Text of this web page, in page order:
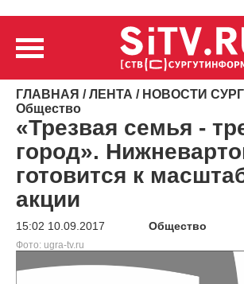
ГЛАВНАЯ /ЛЕНТА / НОВОСТИ
Общество
«Трезвая семья -
город».
готовится к
акции
15:02 10.09.2017 Общество
Фото: ugra-tv.ru